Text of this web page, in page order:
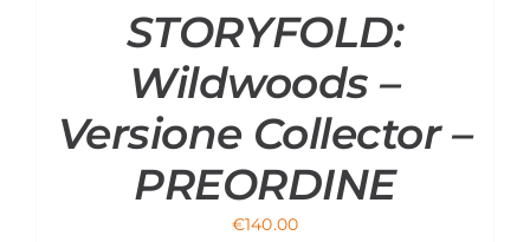
STORYFOLD:
Wildwoods –
Versione Collector –
PREORDINE
€140.00